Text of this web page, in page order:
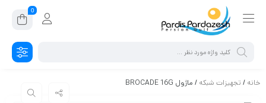
0
خانه / تجهیزات شبکه / ماژول BROCADE 16G